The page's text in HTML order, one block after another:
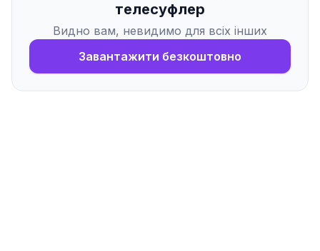
телесуфлер
Видно вам, невидимо для всіх інших
Завантажити безкоштовно